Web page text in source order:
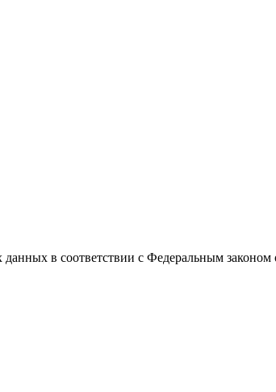
в соответствии с Федеральным